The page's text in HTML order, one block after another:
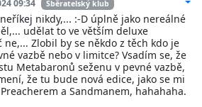
09:34 Sběratelský klub
nikdy,... :-D úplně jako nereálné
udělat to ve větším deluxe
Zlobil by se někdo z těch kdo je
vazbě nebo v limitce? Vsadím se, že
Metabaronů seženu v pevné vazbě,
že tu bude nová edice, jako se mi
a Sandmanem, hahahaha.